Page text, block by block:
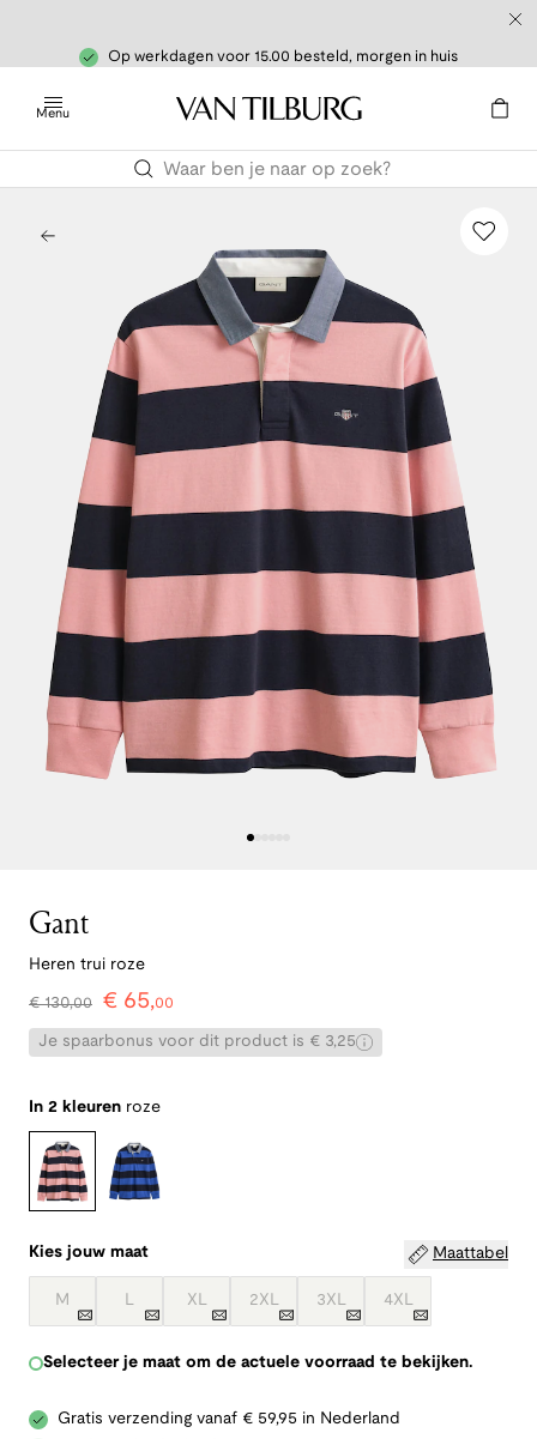
Op werkdagen voor 15.00 besteld, morgen in huis
Menu
Gant
Heren trui roze
€130,00 € 65,00
Je spaarbonus voor dit product is € 3,25
In 2 kleuren roze
Kies jouw maat Maattabel
M L XL 2XL 3XL 4XL
Selecteer je maat om de actuele voorraad te bekijken.
Gratis verzending vanaf € 59,95 in Nederland